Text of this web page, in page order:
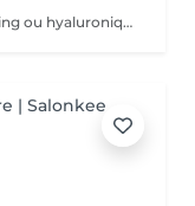
Soin fermeté et anti-âge. Masque mini-lifting ou hyaluronique masque.